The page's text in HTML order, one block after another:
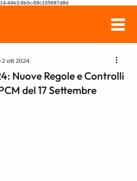
44b3-9b0c-69c105687d8d
Nuove Regole e Controlli
del 17 Settembre
2 ott 2024